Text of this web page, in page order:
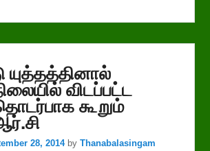
யுத்தத்தினால்
விடப்பட்ட
கூறும்
28, 2014 byThanabalasingam